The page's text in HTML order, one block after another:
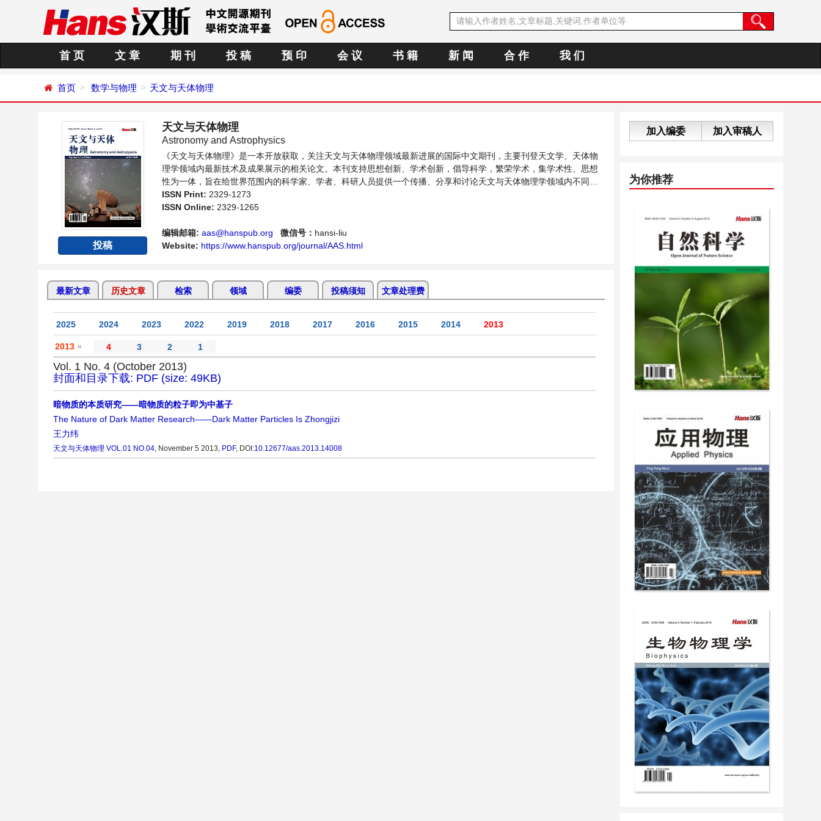
首 页 文 章 期 刊 投 稿 预 印 会 议 书 籍 新 闻 合 作 我 们
首页 数学与物理 天文与天体物理
投稿
天文与天体物理
Astronomy and Astrophysics
《天文与天体物理》是一本开放获取，关注天文与天体物理领域最新进展的国际中文期刊，主要刊登天文学、天体物
理学领域内最新技术及成果展示的相关论文。本刊支持思想创新、学术创新，倡导科学，繁荣学术，集学术性、思想
性为一体，旨在给世界范围内的科学家、学者、科研人员提供一个传播、分享和讨论天文与天体物理学领域内不同方
向问题与发展的交流平台。
ISSN Print: 2329-1273
ISSN Online: 2329-1265
编辑邮箱: aas@hanspub.org 微信号： hansi-liu
Website: https://www.hanspub.org/journal/AAS.html
最新文章 历史文章 检索 领域 编委 投稿须知 文章处理费
2025 2024 2023 2022 2019 2018 2017 2016 2015 2014 2013
2013 » 4 3 2 1
Vol. 1 No. 4 (October 2013)
封面和目录下载: PDF (size: 49KB)
暗物质的本质研究——暗物质的粒子即为中基子
The Nature of Dark Matter Research——Dark Matter Particles Is Zhongjizi
王力纬
天文与天体物理 VOL.01 NO.04, November 5 2013, PDF, DOI:10.12677/aas.2013.14008
加入编委 加入审稿人
为你推荐